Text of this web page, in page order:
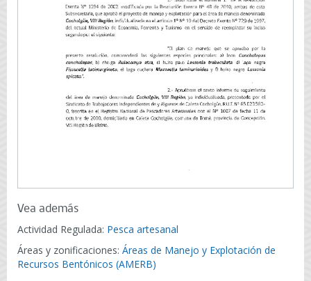
Vea además
Actividad Regulada: Pesca artesanal
Áreas y zonificaciones: Áreas de Manejo y Explotación de
Recursos Bentónicos (AMERB)